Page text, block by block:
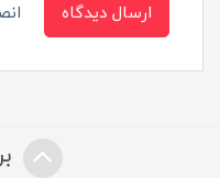
ارسال دیدگاه